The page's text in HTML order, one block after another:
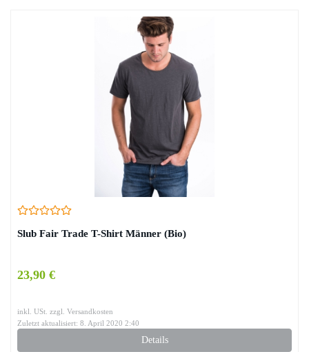
Slub Fair Trade T-Shirt Männer (Bio)
23,90 €
inkl. USt. zzgl. Versandkosten
Zuletzt aktualisiert: 8. April 2020 2:40
Details